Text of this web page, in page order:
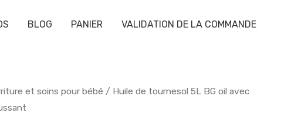
BLOG PANIER VALIDATION DE LA COMMANDE
et soins pour bébé / Huile de tournesol 5L BG oil avec